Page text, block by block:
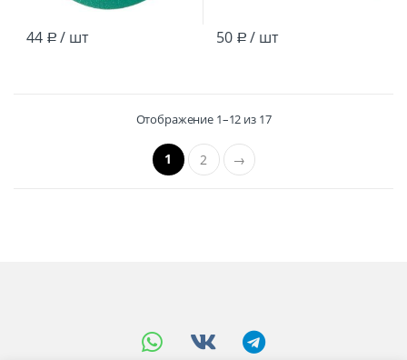
44 Р / шт 50 Р / шт
Отображение 1–12 из 17
1 2 →